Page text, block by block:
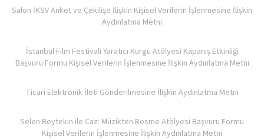
Salon İKSV Anket ve Çekilişe İlişkin Kişisel Verilerin İşlenmesine İlişkin
Aydınlatma Metni
İstanbul Film Festivali Yaratıcı Kurgu Atölyesi Kapanış Etkinliği
Başvuru Formu Kişisel Verilerin İşlenmesine İlişkin Aydınlatma Metni
Ticari Elektronik İleti Gönderilmesine İlişkin Aydınlatma Metni
Selen Beytekin ile Caz: Müzikten Resme Atölyesi Başvuru Formu
Kişisel Verilerin İşlenmesine İlişkin Aydınlatma Metni